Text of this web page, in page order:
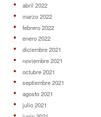
abril 2022
marzo 2022
febrero 2022
enero 2022
diciembre 2021
noviembre 2021
octubre 2021
septiembre 2021
agosto 2021
julio 2021